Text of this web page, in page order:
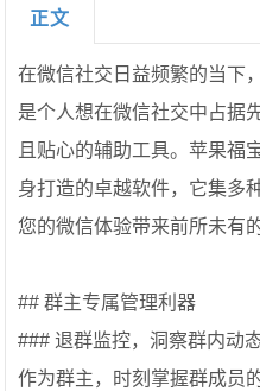
正文
在微信社交日益频繁的当下
是个人想在微信社交中占据
且贴心的辅助工具。苹果福
身打造的卓越软件，它集多
您的微信体验带来前所未有
## 群主专属管理利器
### 退群监控，洞察群内动
作为群主，时刻掌握群成员